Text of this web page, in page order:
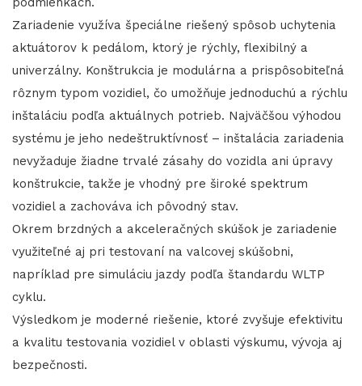
Zariadenie využíva špeciálne riešený spôsob uchytenia
aktuátorov k pedálom, ktorý je rýchly, flexibilný a
univerzálny. Konštrukcia je modulárna a prispôsobiteľná
rôznym typom vozidiel, čo umožňuje jednoduchú a rýchlu
inštaláciu podľa aktuálnych potrieb. Najväčšou výhodou
systému je jeho nedeštruktívnosť – inštalácia zariadenia
nevyžaduje žiadne trvalé zásahy do vozidla ani úpravy
konštrukcie, takže je vhodný pre široké spektrum
vozidiel a zachováva ich pôvodný stav.
Okrem brzdných a akceleračných skúšok je zariadenie
využiteľné aj pri testovaní na valcovej skúšobni,
napríklad pre simuláciu jazdy podľa štandardu WLTP
cyklu.
Výsledkom je moderné riešenie, ktoré zvyšuje efektivitu
a kvalitu testovania vozidiel v oblasti výskumu, vývoja aj
bezpečnosti.